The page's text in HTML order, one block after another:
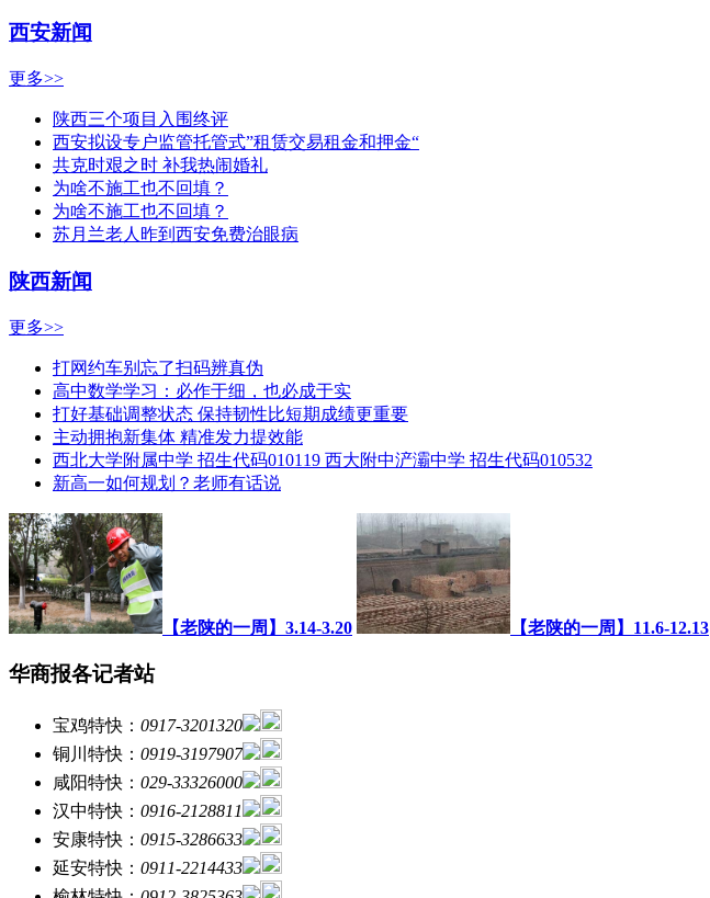
西安新闻
更多>>
陕西三个项目入围终评
西安拟设专户监管托管式”租赁交易租金和押金“
共克时艰之时 补我热闹婚礼
为啥不施工也不回填？
为啥不施工也不回填？
苏月兰老人昨到西安免费治眼病
陕西新闻
更多>>
打网约车别忘了扫码辨真伪
高中数学学习：必作于细，也必成于实
打好基础调整状态 保持韧性比短期成绩更重要
主动拥抱新集体 精准发力提效能
西北大学附属中学 招生代码010119 西大附中浐灞中学 招生代码010532
新高一如何规划？老师有话说
【老陕的一周】3.14-3.20 【老陕的一周】11.6-12.13
华商报各记者站
宝鸡特快： 0917-3201320
铜川特快： 0919-3197907
咸阳特快： 029-33326000
汉中特快： 0916-2128811
安康特快： 0915-3286633
延安特快： 0911-2214433